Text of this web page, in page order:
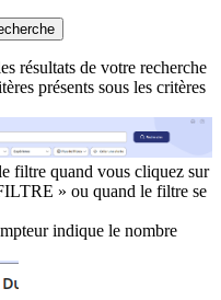
résultats de votre recherche
présents sous les critères
filtre quand vous cliquez sur
» ou quand le filtre se
indique le nombre